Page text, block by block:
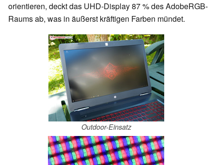
orientieren, deckt das UHD-Display 87 % des AdobeRGB-
Raums ab, was in äußerst kräftigen Farben mündet.
Outdoor-Einsatz